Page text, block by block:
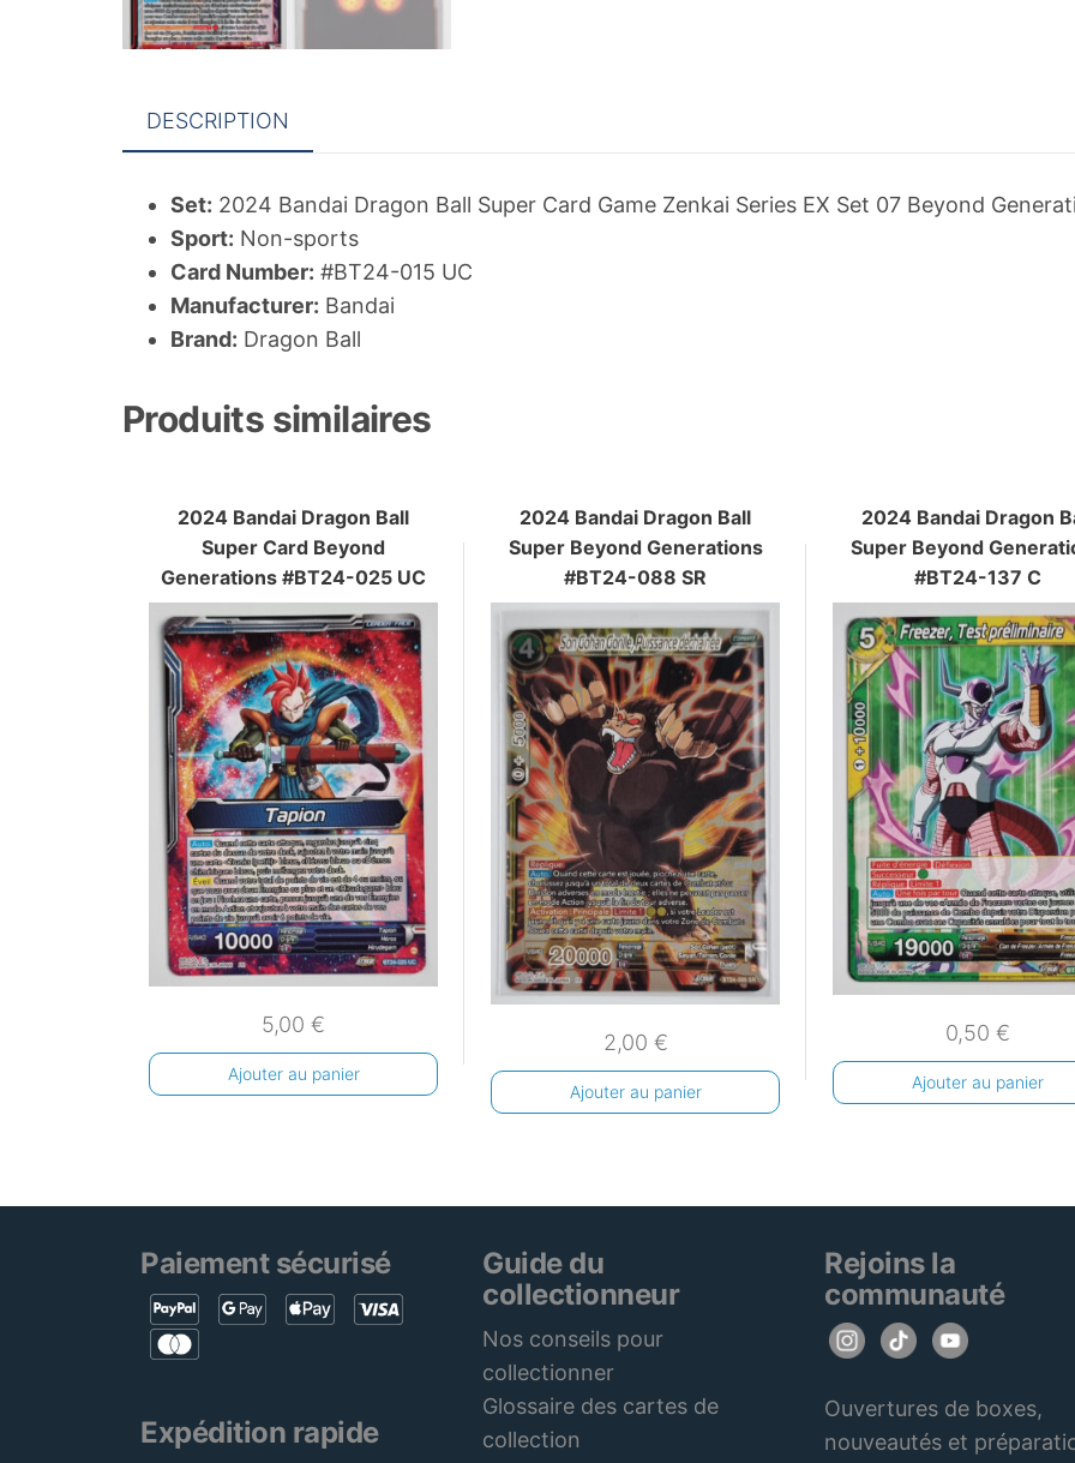
DESCRIPTION
Set: 2024 Bandai Dragon Ball Super Card Game Zenkai Series EX Set 07 Beyond
Sport: Non-sports
Card Number: #BT24-015 UC
Manufacturer: Bandai
Brand: Dragon Ball
Produits similaires
2024 Bandai Dragon Ball
Super Card Beyond
Generations #BT24-025 UC
5,00 €
Ajouter au panier
2024 Bandai Dragon Ball
Super Beyond Generations
#BT24-088 SR
2,00 €
Ajouter au panier
2024 Bandai Dragon
Super Beyond
#BT24-137 C
0,50 €
Ajouter au panier
Paiement sécurisé
Expédition rapide
Guide du
collectionneur
Nos conseils pour
collectionner
Glossaire des cartes de
collection
Rejoins la
communauté
Ouvertures de boxes,
nouveautés et